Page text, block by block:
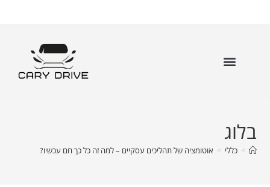
בלוג
> כללי > אוטומציה של תהליכים עסקיים – למה זה כל כך חם עכשיו?